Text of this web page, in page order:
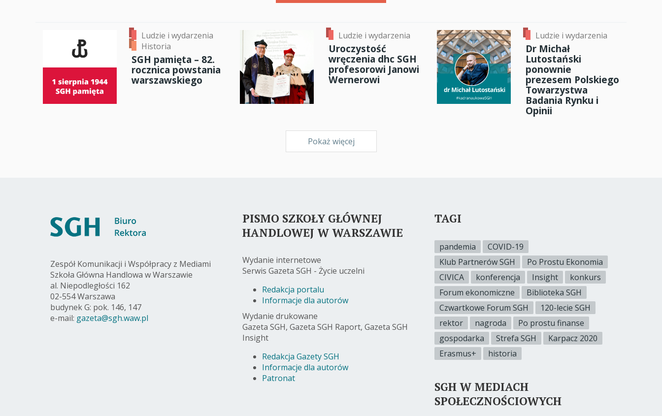
Ludzie i wydarzenia
Historia
SGH pamięta – 82.
rocznica powstania
warszawskiego
Ludzie i wydarzenia
Uroczystość
wręczenia dhc SGH
profesorowi Janowi
Wernerowi
Ludzie i wydarzenia
Dr Michał
Lutostański
ponownie
prezesem Polskiego
Towarzystwa
Badania Rynku i
Opinii
Pokaż więcej
Zespół Komunikacji i Współpracy z Mediami
Szkoła Główna Handlowa w Warszawie
al. Niepodległości 162
02-554 Warszawa
budynek G: pok. 146, 147
e-mail: gazeta@sgh.waw.pl
PISMO SZKOŁY GŁÓWNEJ
HANDLOWEJ W WARSZAWIE
Wydanie internetowe
Serwis Gazeta SGH - Życie uczelni
Redakcja portalu
Informacje dla autorów
Wydanie drukowane
Gazeta SGH, Gazeta SGH Raport, Gazeta SGH
Insight
Redakcja Gazety SGH
Informacje dla autorów
Patronat
TAGI
pandemia
COVID-19
Klub Partnerów SGH
Po Prostu Ekonomia
CIVICA
konferencja Insight
konkurs
Forum ekonomiczne
Biblioteka SGH
Czwartkowe Forum SGH
120-lecie SGH
rektor
nagroda
Po prostu finanse
gospodarka
Strefa SGH
Karpacz 2020
Erasmus+
historia
SGH W MEDIACH
SPOŁECZNOŚCIOWYCH